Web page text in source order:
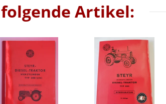
Artikel: